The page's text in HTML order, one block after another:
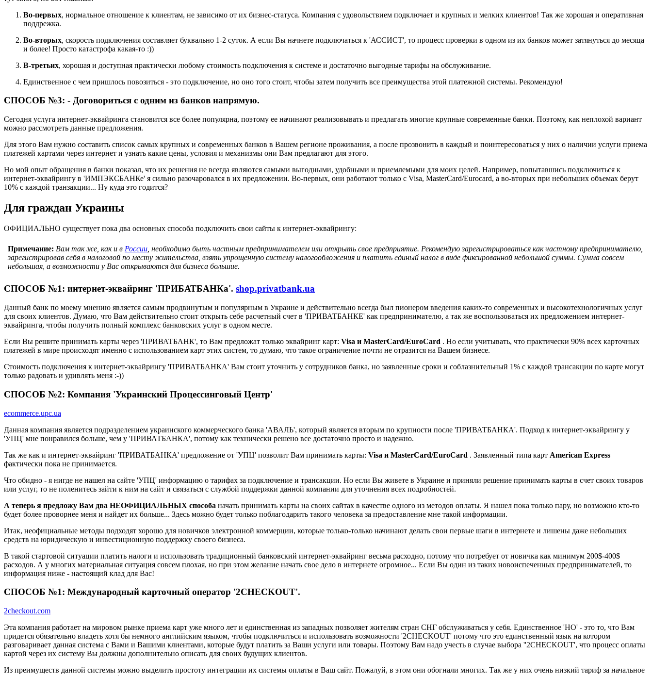
Во-первых, нормальное отношение к клиентам, не зависимо от их бизнес-статуса. Компания с удовольствием подключает и крупных и мелких клиентов! Так же хорошая и оперативная
поддрежка.
Во-вторых, скорость подключения составляет буквально 1-2 суток. А если Вы начнете подключаться к 'АССИСТ', то процесс проверки в одном из их банков может затянуться до месяца
и более! Просто катастрофа какая-то :))
В-третьих, хорошая и доступная практически любому стоимость подключения к системе и достаточно выгодные тарифы на обслуживание.
Единственное с чем пришлось повозиться - это подключение, но оно того стоит, чтобы затем получить все преимущества этой платежной системы. Рекомендую!
СПОСОБ №3: - Договориться с одним из банков напрямую.
Сегодня услуга интернет-эквайринга становится все более популярна, поэтому ее начинают реализовывать и предлагать многие крупные современные банки. Поэтому, как неплохой вариант
можно рассмотреть данные предложения.
Для этого Вам нужно составить список самых крупных и современных банков в Вашем регионе проживания, а после прозвонить в каждый и поинтересоваться у них о наличии услуги приема
платежей картами через интернет и узнать какие цены, условия и механизмы они Вам предлагают для этого.
Но мой опыт обращения в банки показал, что их решения не всегда являются самыми выгодными, удобными и приемлемыми для моих целей. Например, попытавшись подключиться к
интернет-эквайрингу в 'ИМПЭКСБАНКе' я сильно разочаровался в их предложении. Во-первых, они работают только с Visa, MasterCard/Eurocard, а во-вторых при небольших объемах берут
10% с каждой транзакции... Ну куда это годится?
Для граждан Украины
ОФИЦИАЛЬНО существует пока два основных способа подключить свои сайты к интернет-эквайрингу:
Примечание: Вам так же, как и в России , необходимо быть частным предпринимателем или открыть свое предприятие. Рекомендую зарегистрироваться как частному предпринимателю,
зарегистрировав себя в налоговой по месту жительства, взять упрощенную систему налогообложения и платить единый налог в виде фиксированной небольшой суммы. Сумма совсем
небольшая, а возможности у Вас открываются для бизнеса большие.
СПОСОБ №1: интернет-эквайринг 'ПРИБАТБАНКа'. shop.privatbank.ua
Данный банк по моему мнению является самым продвинутым и популярным в Украине и действительно всегда был пионером введения каких-то современных и высокотехнологичных услуг
для своих клиентов. Думаю, что Вам действительно стоит открыть себе расчетный счет в 'ПРИВАТБАНКЕ' как предпринимателю, а так же воспользоваться их предложением интернет-
эквайринга, чтобы получить полный комплекс банковских услуг в одном месте.
Если Вы решите принимать карты через 'ПРИВАТБАНК', то Вам предложат только эквайринг карт: Visa и MasterCard/EuroCard . Но если учитывать, что практически 90% всех карточных
платежей в мире происходят именно с использованием карт этих систем, то думаю, что такое ограничение почти не отразится на Вашем бизнесе.
Стоимость подключения к интернет-эквайрингу 'ПРИВАТБАНКА' Вам стоит уточнить у сотрудников банка, но заявленные сроки и соблазнительный 1% с каждой трансакции по карте могут
только радовать и удивлять меня :-))
СПОСОБ №2: Компания 'Украинский Процессинговый Центр'
ecommerce.upc.ua
Данная компания является подразделением украинского коммерческого банка 'АВАЛЬ', который является вторым по крупности после 'ПРИВАТБАНКА'. Подход к интернет-эквайрингу у
'УПЦ' мне понравился больше, чем у 'ПРИВАТБАНКА', потому как технически решено все достаточно просто и надежно.
Так же как и интернет-эквайринг 'ПРИВАТБАНКА' предложение от 'УПЦ' позволит Вам принимать карты: Visa и MasterCard/EuroCard . Заявленный типа карт American Express
фактически пока не принимается.
Что обидно - я нигде не нашел на сайте 'УПЦ' информацию о тарифах за подключение и трансакции. Но если Вы живете в Украине и приняли решение принимать карты в счет своих товаров
или услуг, то не поленитесь зайти к ним на сайт и связаться с службой поддержки данной компании для уточнения всех подробностей.
А теперь я предложу Вам два НЕОФИЦИАЛЬНЫХ способа начать принимать карты на своих сайтах в качестве одного из методов оплаты. Я нашел пока только пару, но возможно кто-то
будет более проворнее меня и найдет их больше... Здесь можно будет только поблагодарить такого человека за предоставление мне такой информации.
Итак, неофициальные методы подходят хорошо для новичков электронной коммерции, которые только-только начинают делать свои первые шаги в интернете и лишены даже небольших
средств на юридическую и инвестиционную поддержку своего бизнеса.
В такой стартовой ситуации платить налоги и использовать традиционный банковский интернет-эквайринг весьма расходно, потому что потребует от новичка как минимум 200$-400$
расходов. А у многих материальная ситуация совсем плохая, но при этом желание начать свое дело в интернете огромное... Если Вы один из таких новоиспеченных предпринимателей, то
информация ниже - настоящий клад для Вас!
СПОСОБ №1: Международный карточный оператор '2CHECKOUT'.
2checkout.com
Эта компания работает на мировом рынке приема карт уже много лет и единственная из западных позволяет жителям стран СНГ обслуживаться у себя. Единственное 'НО' - это то, что Вам
придется обязательно владеть хотя бы немного английским языком, чтобы подключиться и использовать возможности '2CHECKOUT' потому что это единственный язык на котором
разговаривает данная система с Вами и Вашими клиентами, которые будут платить за Ваши услуги или товары. Поэтому Вам надо учесть в случае выбора ''2CHECKOUT', что процесс оплаты
картой через их систему Вы должны дополнительно описать для своих будущих клиентов.
Из преимуществ данной системы можно выделить простоту интеграции их системы оплаты в Ваш сайт. Пожалуй, в этом они обогнали многих. Так же у них очень низкий тариф за начальное